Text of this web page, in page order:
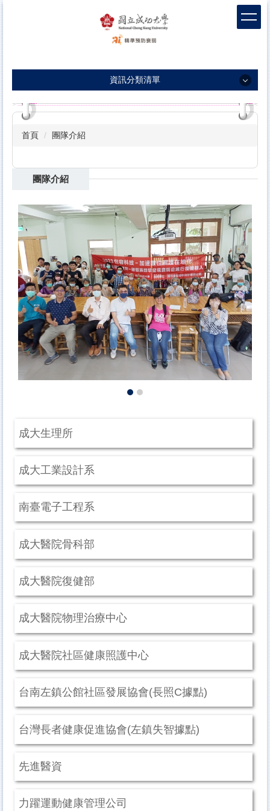
容
資訊分類清單
資訊分類清單
團隊介紹
衛教影片
科學實證
前導據點
【衛生局】長者運動團體嘉年華
社會局社區照顧關懷據點多元健康促進課程
科普推廣
國衛院
智慧雨林
首頁 團隊介紹
團隊介紹
成大生理所
成大工業設計系
南臺電子工程系
成大醫院骨科部
成大醫院復健部
成大醫院物理治療中心
成大醫院社區健康照護中心
台南左鎮公館社區發展協會(長照C據點)
台灣長者健康促進協會(左鎮失智據點)
先進醫資
力躍運動健康管理公司